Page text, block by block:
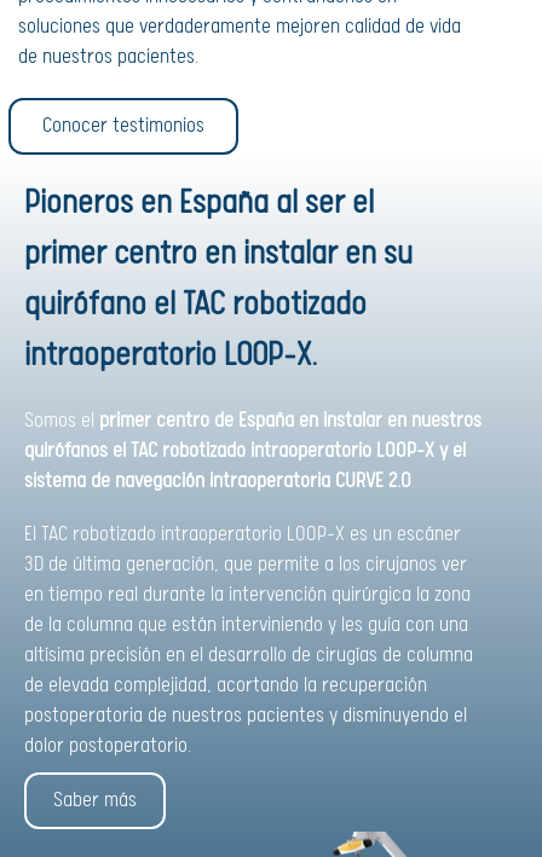
soluciones que verdaderamente mejoren calidad de vida
de nuestros pacientes.
Conocer testimonios
Pioneros en España al ser el
primer centro en instalar en su
quirófano el TAC robotizado
intraoperatorio LOOP-X.
Somos el primer centro de España en instalar en nuestros
quirófanos el TAC robotizado intraoperatorio LOOP-X y el
sistema de navegación intraoperatoria CURVE 2.0.
El TAC robotizado intraoperatorio LOOP-X es un escáner
3D de última generación, que permite a los cirujanos ver
en tiempo real durante la intervención quirúrgica la zona
de la columna que están interviniendo y les guía con una
altísima precisión en el desarrollo de cirugías de columna
de elevada complejidad, acortando la recuperación
postoperatoria de nuestros pacientes y disminuyendo el
dolor postoperatorio.
Saber más